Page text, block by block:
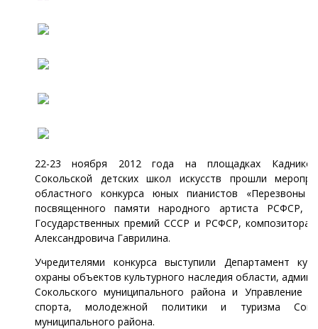
22-23 ноября 2012 года на площадках
Сокольской детских школ искусств прошли
областного конкурса юных пианистов «Перезвоны
посвященного памяти народного артиста РСФСР,
Государственных премий СССР и РСФСР, композитора
Александровича Гаврилина.
Учредителями конкурса выступили Департамент
охраны объектов культурного наследия области,
Сокольского муниципального района и Управление
спорта, молодежной политики и туризма
муниципального района.